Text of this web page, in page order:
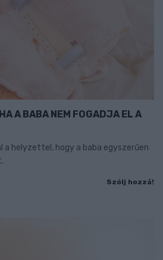
A BABA NEM FOGADJA EL A
a helyzettel, hogy a baba egyszerűen
Szólj hozzá!